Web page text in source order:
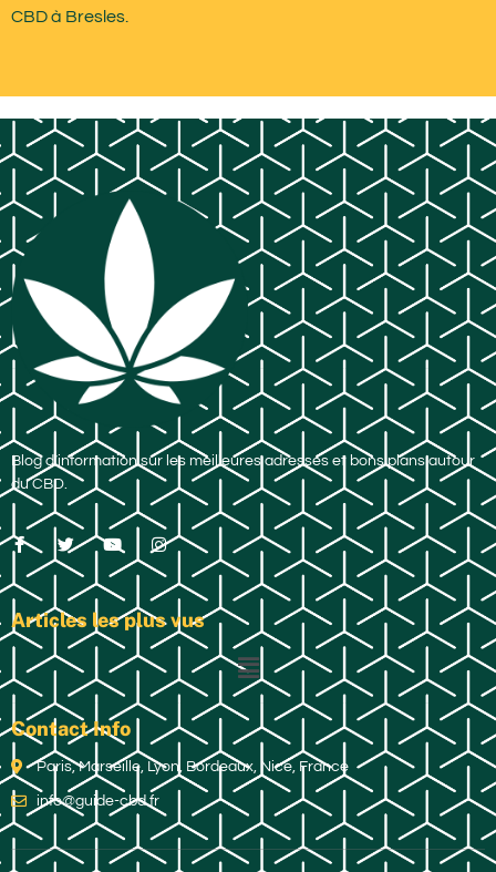
CBD à Bresles.
Blog d’information sur les meilleures adresses et bons plans autour
du CBD.
Articles les plus vus
Contact Info
Paris, Marseille, Lyon, Bordeaux, Nice, France
info@guide-cbd.fr